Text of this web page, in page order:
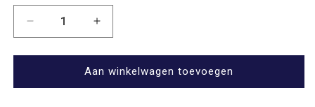
Aantal
verlagen
voor
Serveerplank
Krab
Aantal
verhogen
voor
Serveerplank
Krab
Aan winkelwagen toevoegen